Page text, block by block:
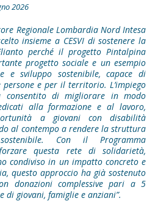
2026
Regionale Lombardia Nord Intesa
insieme a CESVI di sostenere la
perché il progetto Pintalpina
progetto sociale e un esempio
e sviluppo sostenibile, capace di
e per il territorio. L’impiego
di migliorare in modo
alla formazione e al lavoro,
a giovani con disabilità
al contempo a rendere la struttura
Con il Programma
questa rete di solidarietà,
condiviso in un impatto concreto e
questo approccio ha già sostenuto
donazioni complessive pari a 5
di giovani, famiglie e anziani”.